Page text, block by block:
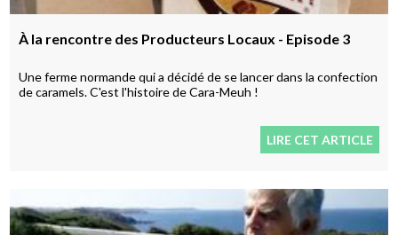
À la rencontre des Producteurs Locaux - Episode 3
Une ferme normande qui a décidé de se lancer dans la confection
de caramels. C'est l'histoire de Cara-Meuh !
LIRE CET ARTICLE